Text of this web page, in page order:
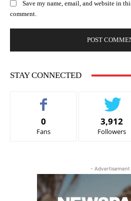
Save my name, email, and website in
comment.
STAY CONNECTED
0
Fans
3,912
Followers
- Advertisement